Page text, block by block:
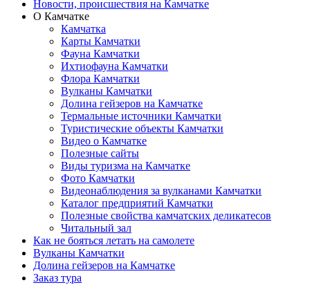
Новости, происшествия на Камчатке
О Камчатке
Камчатка
Карты Камчатки
Фауна Камчатки
Ихтиофауна Камчатки
Флора Камчатки
Вулканы Камчатки
Долина гейзеров на Камчатке
Термальные источники Камчатки
Туристические объекты Камчатки
Видео о Камчатке
Полезные сайты
Виды туризма на Камчатке
Фото Камчатки
Видеонаблюдения за вулканами Камчатки
Каталог предприятий Камчатки
Полезные свойства камчатских деликатесов
Читальный зал
Как не бояться летать на самолете
Вулканы Камчатки
Долина гейзеров на Камчатке
Заказ тура